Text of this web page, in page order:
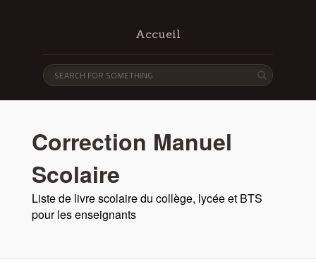
Accueil
Correction Manuel
Scolaire
Liste de livre scolaire du collège, lycée et BTS
pour les enseignants